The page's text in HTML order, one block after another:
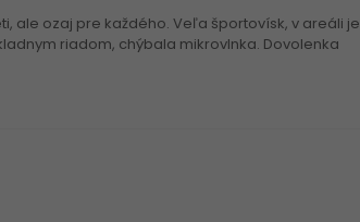
ale ozaj pre každého. Veľa športovísk, v areáli je
riadom, chýbala mikrovlnka. Dovolenka